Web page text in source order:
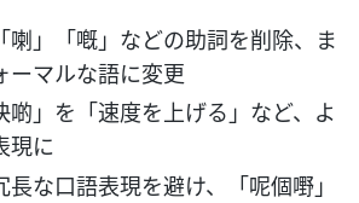
喇」「嘅」などの助詞を削除、ま
ーマルな語に変更
啲」を「速度を上げる」など、よ
現に
長な口語表現を避け、「呢個嘢」